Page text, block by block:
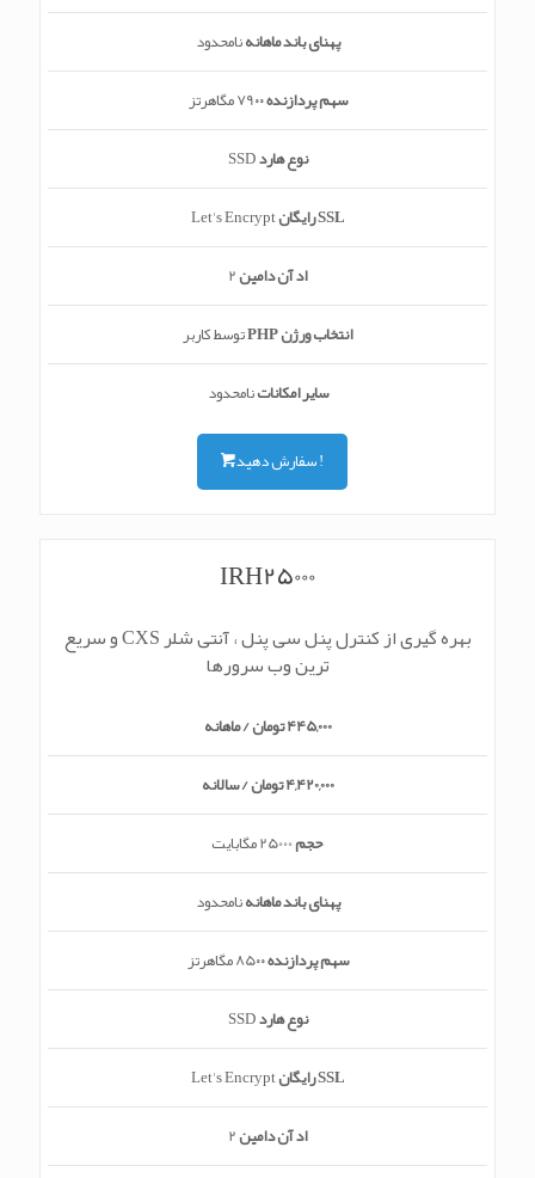
پهنای باند ماهانهنامحدود
سهم پردازنده79۰۰ مگاهرتز
نوع هاردSSD
SSL رایگان
Let's Encrypt
اد آن دامین
انتخاب ورژن PHP
توسط کاربر
سایر امکاناتنامحدود
سفارش دهید !
IRH25000
بهره گیری از کنترل پنل سی پنل ، آنتی شلر CXS و سریع
ترین وب سرورها
445,000 تومان / ماهانه
4,420,000 تومان / سالانه
حجم
پهنای باند ماهانهنامحدود
سهم پردازنده85۰۰ مگاهرتز
نوع هاردSSD
SSL رایگان
Let's Encrypt
اد آن دامین